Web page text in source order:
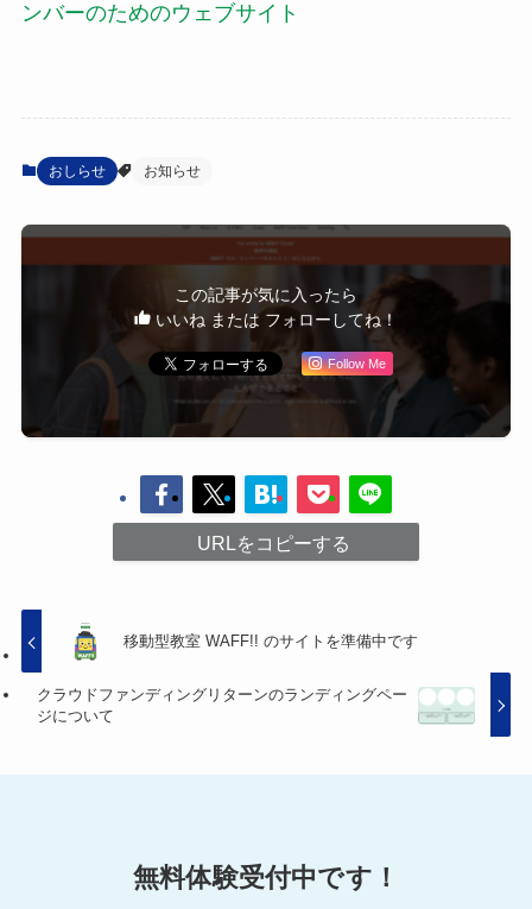
ンバーのためのウェブサイト
おしらせ お知らせ
この記事が気に入ったら
いいね または フォローしてね！
Follow Me
URLをコピーする
移動型教室 WAFF!! のサイトを準備中です
クラウドファンディングリターンのランディングペー
ジについて
無料体験受付中です！